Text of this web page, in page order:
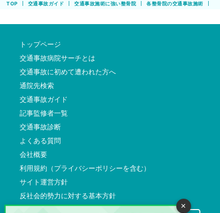
TOP 交通事故ガイド 交通事故施術に強い整骨院 各整骨院の交通事故施術
トップページ
交通事故病院サーチとは
交通事故に初めて遭われた方へ
通院先検索
交通事故ガイド
記事監修者一覧
交通事故診断
よくある質問
会社概要
利用規約（プライバシーポリシーを含む）
サイト運営方針
反社会的勢力に対する基本方針
×